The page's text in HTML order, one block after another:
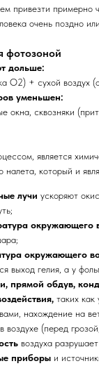
привезти примерно
очень поздно
фотозоной
дольше:
O2) + сухой воздух
уменьшен:
окна, сквозняки
является
который и
лучи ускоряют
окружающего
окружающего
выход гелия, а у
прямой обдув,
таких
нахождение на
в воздухе (перед
воздуха
приборы и